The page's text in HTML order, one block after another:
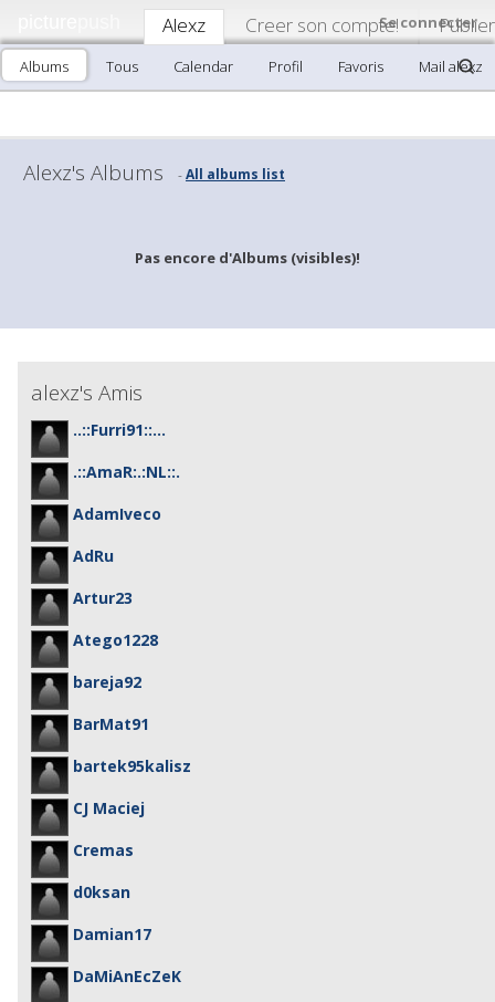
Se connecter
Alexz Creer son compte! Publier
Albums Tous Calendar Profil Favoris Mail alexz
Alexz's Albums -All albums list
Pas encore d'Albums (visibles)!
alexz's Amis
..::Furri91::...
.::AmaR:.:NL::.
AdamIveco
AdRu
Artur23
Atego1228
bareja92
BarMat91
bartek95kalisz
CJ Maciej
Cremas
d0ksan
Damian17
DaMiAnEcZeK